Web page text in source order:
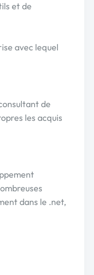
et de
avec lequel
de
les acquis
dans le .net,